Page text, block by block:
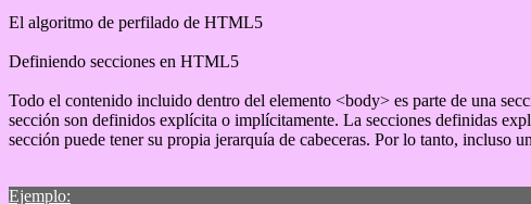
El algoritmo de perfilado de HTML5
Definiendo secciones en HTML5
Todo el contenido incluido dentro del elemento <body> es parte de una
sección son definidos explícita o implícitamente. La secciones definidas
sección puede tener su propia jerarquía de cabeceras. Por lo tanto,
Ejemplo: